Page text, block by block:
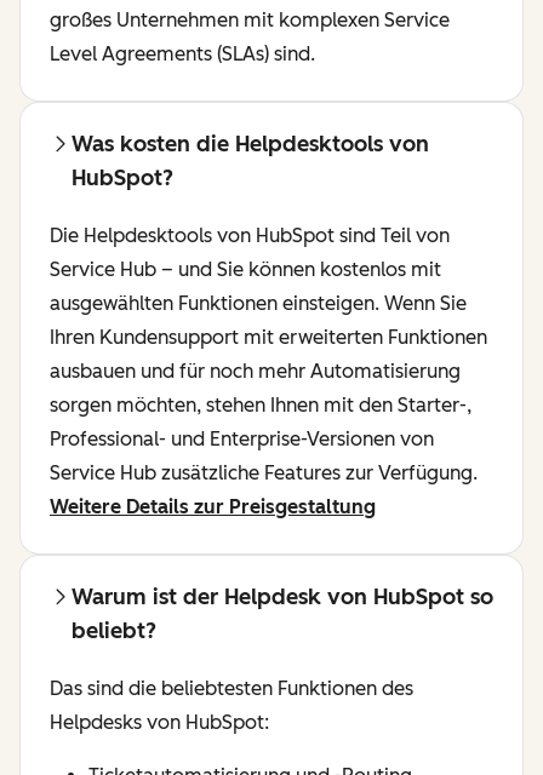
großes Unternehmen mit komplexen Service
Level Agreements (SLAs) sind.
Was kosten die Helpdesktools von
HubSpot?
Die Helpdesktools von HubSpot sind Teil von
Service Hub – und Sie können kostenlos mit
ausgewählten Funktionen einsteigen. Wenn Sie
Ihren Kundensupport mit erweiterten Funktionen
ausbauen und für noch mehr Automatisierung
sorgen möchten, stehen Ihnen mit den Starter-,
Professional- und Enterprise-Versionen von
Service Hub zusätzliche Features zur Verfügung.
Weitere Details zur Preisgestaltung
Warum ist der Helpdesk von HubSpot so
beliebt?
Das sind die beliebtesten Funktionen des
Helpdesks von HubSpot: